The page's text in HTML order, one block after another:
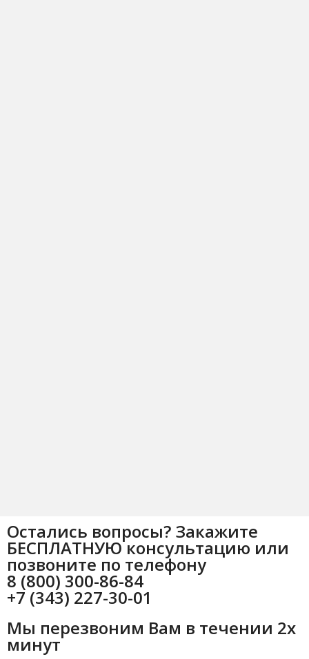
Остались вопросы? Закажите
БЕСПЛАТНУЮ консультацию или
позвоните по телефону
8 (800) 300-86-84
+7 (343) 227-30-01
Мы перезвоним Вам в течении 2х
минут